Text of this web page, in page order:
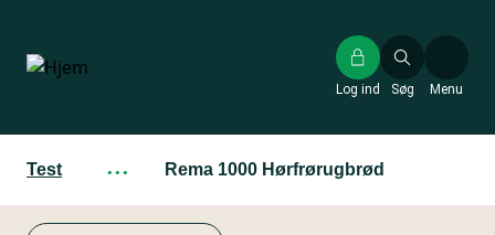
hovedindhold
Søg
Log ind Menu
Test ··· Rema 1000 Hørfrørugbrød